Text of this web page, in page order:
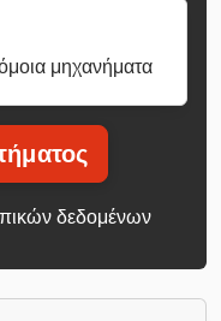
μηχανήματα
δεδομένων